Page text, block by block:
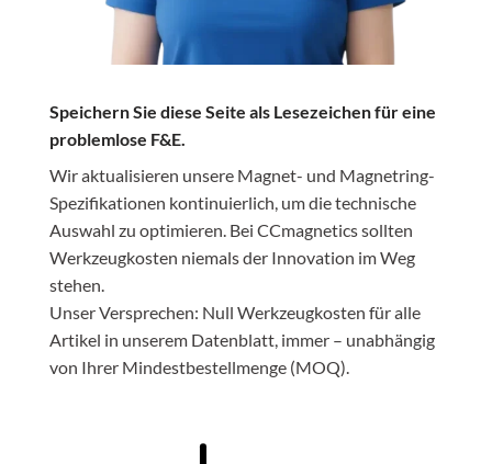
Speichern Sie diese Seite als Lesezeichen für eine
problemlose F&E.
Wir aktualisieren unsere Magnet- und Magnetring-
Spezifikationen kontinuierlich, um die technische
Auswahl zu optimieren. Bei CCmagnetics sollten
Werkzeugkosten niemals der Innovation im Weg
stehen.
Unser Versprechen: Null Werkzeugkosten für alle
Artikel in unserem Datenblatt, immer – unabhängig
von Ihrer Mindestbestellmenge (MOQ).